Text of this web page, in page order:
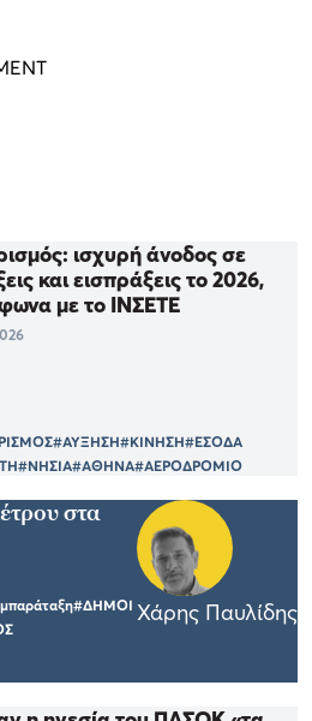
ισχυρή άνοδος σε
και εισπράξεις το 2026,
με το ΙΝΣΕΤΕ
#ΑΥΞΗΣΗ#ΚΙΝΗΣΗ#ΕΣΟΔΑ
#ΝΗΣΙΑ#ΑΘΗΝΑ#ΑΕΡΟΔΡΟΜΙΟ
στα
#ΔΗΜΟΙ Χάρης Παυλίδης